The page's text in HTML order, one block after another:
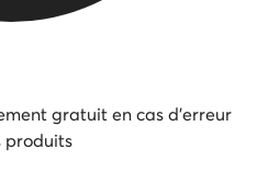
gratuit en cas d'erreur
produits